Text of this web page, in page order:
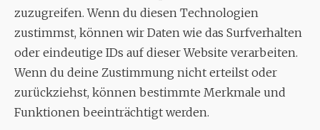
zuzugreifen. Wenn du diesen Technologien
zustimmst, können wir Daten wie das Surfverhalten
oder eindeutige IDs auf dieser Website verarbeiten.
Wenn du deine Zustimmung nicht erteilst oder
zurückziehst, können bestimmte Merkmale und
Funktionen beeinträchtigt werden.
MUSIK
Musikalischer Leiter:
Enrico Trummer
Tel.+49 (0)177 / 34 23 57 1
Facebook
TwitterYouTube